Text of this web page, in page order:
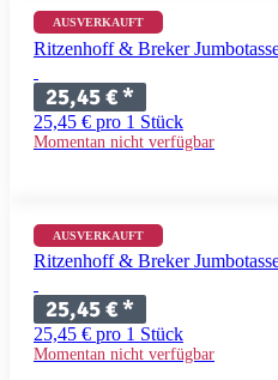
AUSVERKAUFT
Ritzenhoff & Breker
25,45 €*
25,45 € pro 1 Stück
Momentan nicht verfügbar
AUSVERKAUFT
Ritzenhoff & Breker
25,45 €*
25,45 € pro 1 Stück
Momentan nicht verfügbar